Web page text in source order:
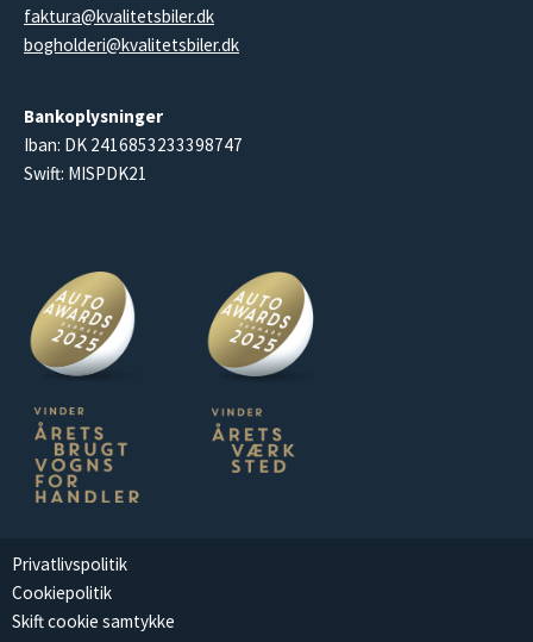
faktura@kvalitetsbiler.dk
bogholderi@kvalitetsbiler.dk
Bankoplysninger
Iban: DK 2416853233398747
Swift: MISPDK21
Privatlivspolitik
Cookiepolitik
Skift cookie samtykke